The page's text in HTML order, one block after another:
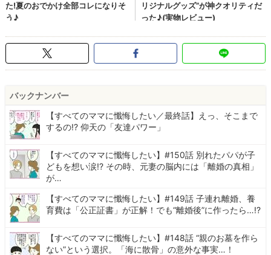
バックナンバー
【すべてのママに懺悔したい／最終話】えっ、そこまで
するの!? 仰天の「友達パワー」
【すべてのママに懺悔したい】#150話 別れたパパが子
どもを想い涙!? その時、元妻の脳内には「離婚の真相」
が…
【すべてのママに懺悔したい】#149話 子連れ離婚、養
育費は「公正証書」が正解！でも“離婚後”に作ったら…!?
【すべてのママに懺悔したい】#148話 “親のお墓を作ら
ない”という選択。「海に散骨」の意外な事実…！